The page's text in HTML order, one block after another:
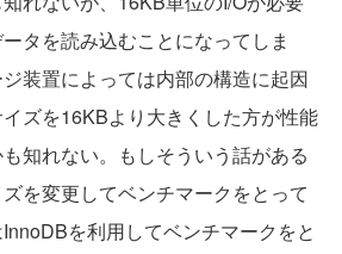
タを読み込むことになってしま
装置によっては内部の構造に起因
ズを16KBより大きくした方が性能
知れない。もしそういう話がある
を変更してベンチマークをとって
を利用してベンチマークをと